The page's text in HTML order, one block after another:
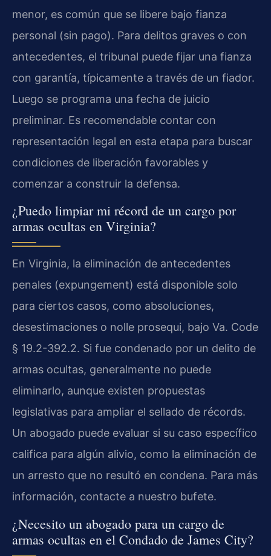
menor, es común que se libere bajo fianza
personal (sin pago). Para delitos graves o con
antecedentes, el tribunal puede fijar una fianza
con garantía, típicamente a través de un fiador.
Luego se programa una fecha de juicio
preliminar. Es recomendable contar con
representación legal en esta etapa para buscar
condiciones de liberación favorables y
comenzar a construir la defensa.
¿Puedo limpiar mi récord de un cargo por
armas ocultas en Virginia?
En Virginia, la eliminación de antecedentes
penales (expungement) está disponible solo
para ciertos casos, como absoluciones,
desestimaciones o nolle prosequi, bajo Va. Code
§ 19.2-392.2. Si fue condenado por un delito de
armas ocultas, generalmente no puede
eliminarlo, aunque existen propuestas
legislativas para ampliar el sellado de récords.
Un abogado puede evaluar si su caso específico
califica para algún alivio, como la eliminación de
un arresto que no resultó en condena. Para más
información, contacte a nuestro bufete.
¿Necesito un abogado para un cargo de
armas ocultas en el Condado de James City?